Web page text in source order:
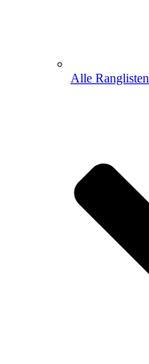
Alle Ranglisten